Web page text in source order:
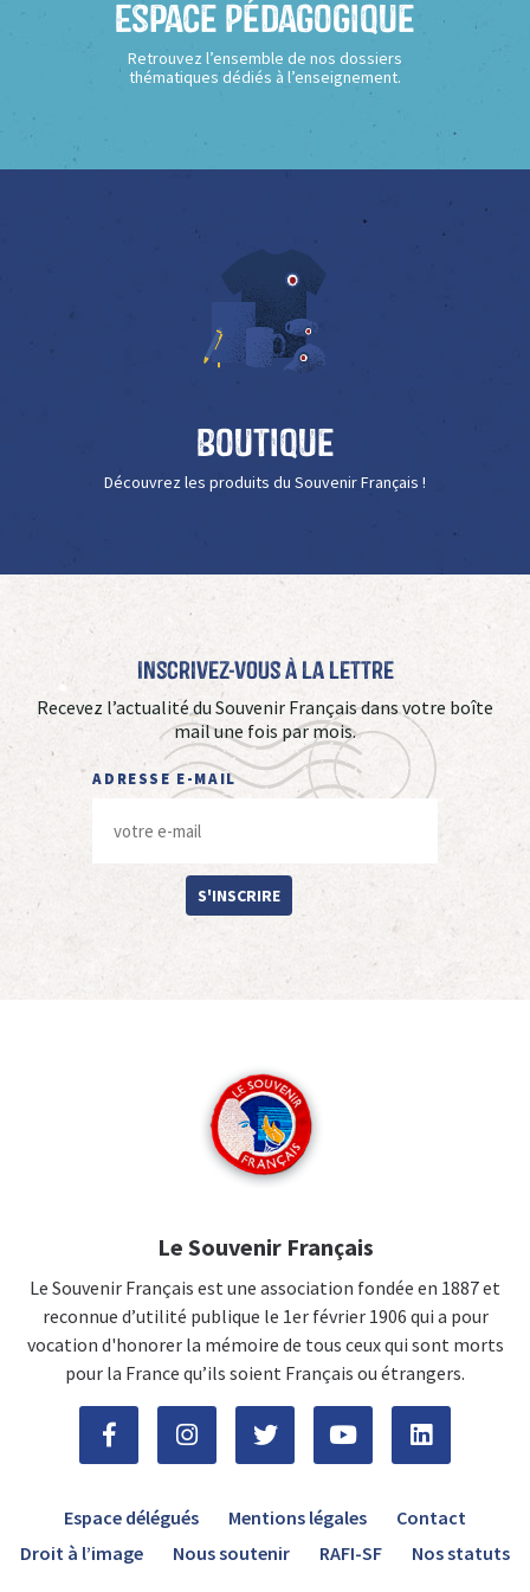
Espace Pédagogique
Retrouvez l’ensemble de nos dossiers
thématiques dédiés à l’enseignement.
Boutique
Découvrez les produits du Souvenir Français !
Inscrivez-vous à La Lettre
Recevez l’actualité du Souvenir Français dans votre boîte
mail une fois par mois.
ADRESSE E-MAIL
S'INSCRIRE
Le Souvenir Français
Le Souvenir Français est une association fondée en 1887 et
reconnue d’utilité publique le 1er février 1906 qui a pour
vocation d'honorer la mémoire de tous ceux qui sont morts
pour la France qu’ils soient Français ou étrangers.
Espace délégués Mentions légales
Contact
Droit à l’image
Nous soutenir RAFI-SF Nos statuts